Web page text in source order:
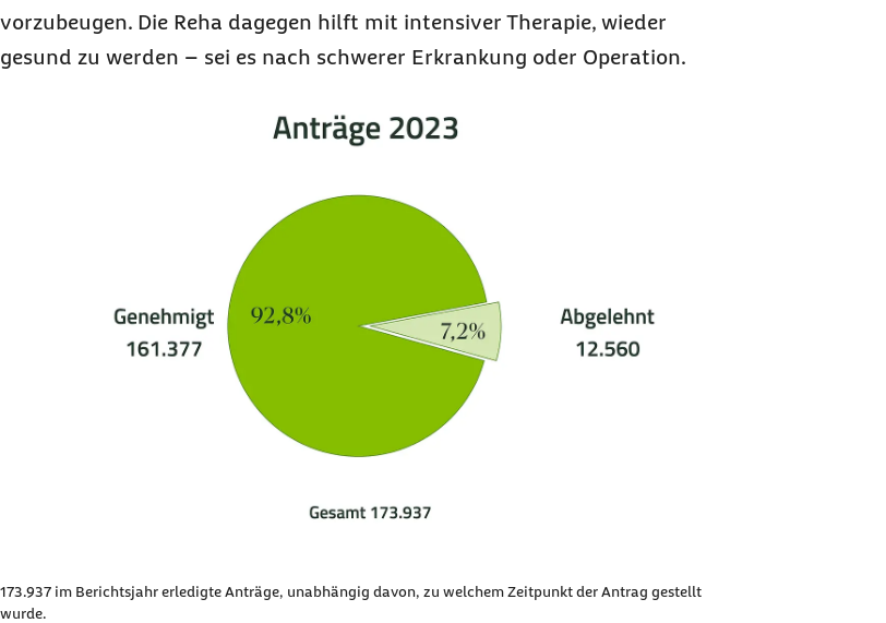
vorzubeugen. Die Reha dagegen hilft mit intensiver Therapie, wieder
gesund zu werden – sei es nach schwerer Erkrankung oder Operation.
173.937 im Berichtsjahr erledigte Anträge, unabhängig davon, zu welchem Zeitpunkt der Antrag gestellt
wurde.